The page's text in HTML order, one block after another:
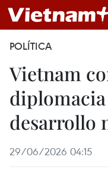
POLÍTICA
Vietnam
desarrollo
29/06/2026 04:15